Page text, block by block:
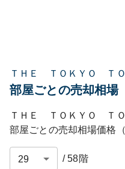
ＴＨＥ ＴＯＫＹＯ ＴＯ
部屋ごとの売却相場
ＴＨＥ ＴＯＫＹＯ ＴＯ
部屋ごとの売却相場価格
/58階